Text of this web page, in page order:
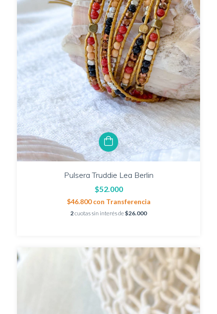
Pulsera Truddie Lea Berlin
$52.000
$46.800con Transferencia
2cuotas sin interés de$26.000